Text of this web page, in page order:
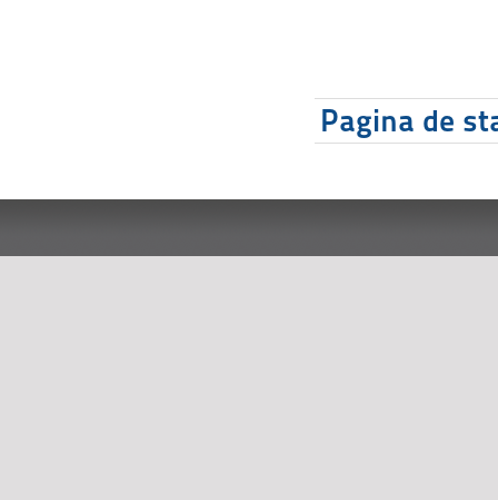
Pagina de